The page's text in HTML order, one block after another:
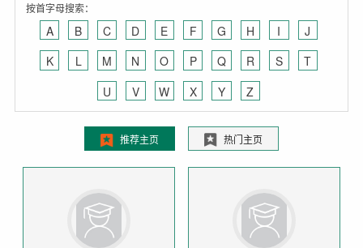
按首字母搜索：
A B C D E F G H I
J
K
L M N O P Q R S
T
U
V W X Y Z
推荐主页 热门主页